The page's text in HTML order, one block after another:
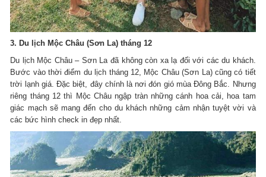
3. Du lịch Mộc Châu (Sơn La) tháng 12
Du lịch Mộc Châu – Sơn La đã không còn xa lạ đối với các du khách.
Bước vào thời điểm du lịch tháng 12, Mộc Châu (Sơn La) cũng có tiết
trời lạnh giá. Đặc biệt, đây chính là nơi đón gió mùa Đông Bắc. Nhưng
riêng tháng 12 thì Mộc Châu ngập tràn những cánh hoa cải, hoa tam
giác mạch sẽ mang đến cho du khách những cảm nhận tuyệt vời và
các bức hình check in đẹp nhất.